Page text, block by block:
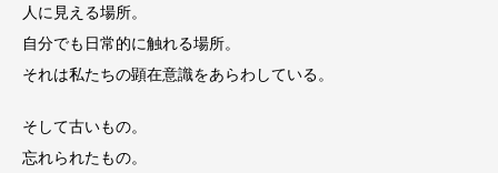
人に見える場所。
自分でも日常的に触れる場所。
それは私たちの顕在意識をあらわしている。
そして古いもの。
忘れられたもの。